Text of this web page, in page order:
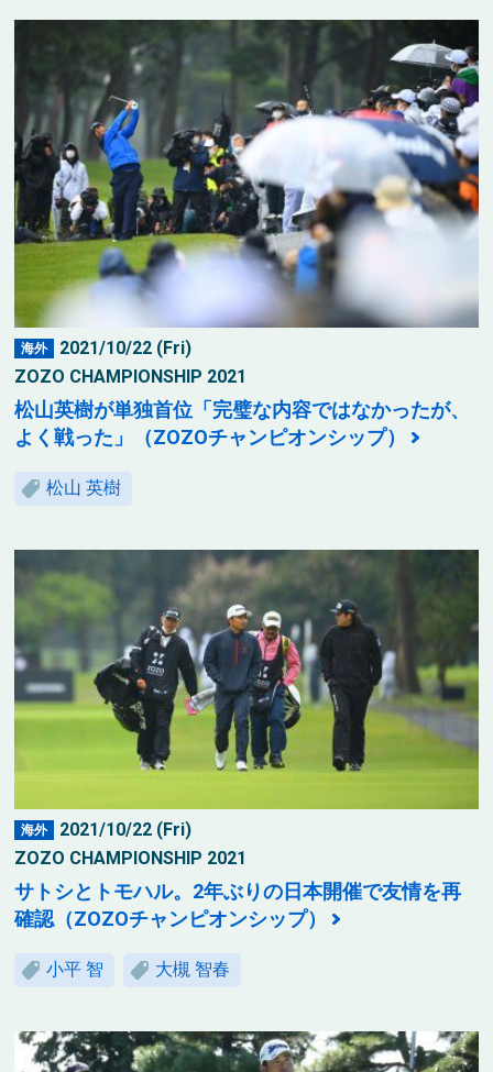
海外
2021/10/22 (Fri)
ZOZO CHAMPIONSHIP 2021
松山英樹が単独首位「完璧な内容ではなかったが、
よく戦った」（ZOZOチャンピオンシップ）
松山 英樹
海外
2021/10/22 (Fri)
ZOZO CHAMPIONSHIP 2021
サトシとトモハル。2年ぶりの日本開催で友情を再
確認（ZOZOチャンピオンシップ）
小平 智 大槻 智春